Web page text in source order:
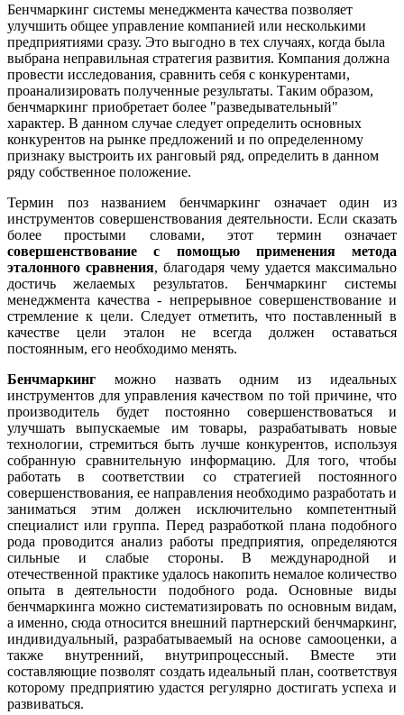
Бенчмаркинг системы менеджмента качества позволяет
улучшить общее управление компанией или несколькими
предприятиями сразу. Это выгодно в тех случаях, когда была
выбрана неправильная стратегия развития. Компания должна
провести исследования, сравнить себя с конкурентами,
проанализировать полученные результаты. Таким образом,
бенчмаркинг приобретает более "разведывательный"
характер. В данном случае следует определить основных
конкурентов на рынке предложений и по определенному
признаку выстроить их ранговый ряд, определить в данном
ряду собственное положение.
Термин поз названием бенчмаркинг означает один из
инструментов совершенствования деятельности. Если сказать
более простыми словами, этот термин означает
совершенствование с помощью применения метода
эталонного сравнения, благодаря чему удается максимально
достичь желаемых результатов. Бенчмаркинг системы
менеджмента качества - непрерывное совершенствование и
стремление к цели. Следует отметить, что поставленный в
качестве цели эталон не всегда должен оставаться
постоянным, его необходимо менять.
Бенчмаркинг можно назвать одним из идеальных
инструментов для управления качеством по той причине, что
производитель будет постоянно совершенствоваться и
улучшать выпускаемые им товары, разрабатывать новые
технологии, стремиться быть лучше конкурентов, используя
собранную сравнительную информацию. Для того, чтобы
работать в соответствии со стратегией постоянного
совершенствования, ее направления необходимо разработать и
заниматься этим должен исключительно компетентный
специалист или группа. Перед разработкой плана подобного
рода проводится анализ работы предприятия, определяются
сильные и слабые стороны. В международной и
отечественной практике удалось накопить немалое количество
опыта в деятельности подобного рода. Основные виды
бенчмаркинга можно систематизировать по основным видам,
а именно, сюда относится внешний партнерский бенчмаркинг,
индивидуальный, разрабатываемый на основе самооценки, а
также внутренний, внутрипроцессный. Вместе эти
составляющие позволят создать идеальный план, соответствуя
которому предприятию удастся регулярно достигать успеха и
развиваться.